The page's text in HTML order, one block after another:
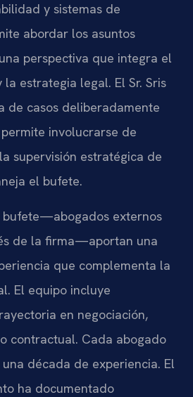
y sistemas de
abordar los asuntos
perspectiva que integra el
estrategia legal. El Sr. Sris
de casos deliberadamente
involucrarse de
supervisión estratégica de
el bufete.
bufete—abogados externos
de la firma—aportan una
que complementa la
El equipo incluye
en negociación,
contractual. Cada abogado
década de experiencia. El
ha documentado